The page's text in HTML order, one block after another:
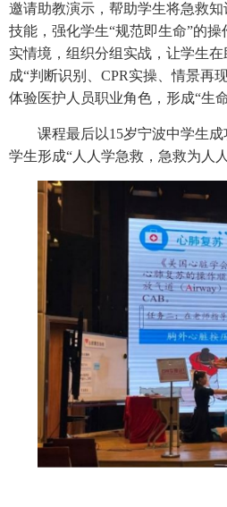
邀请助教演示，帮助学生将急救
技能，强化学生“规范即生命”的
实情境，组织分组实战，让学生
成“判断识别、CPR实操、情景再
体验医护人员职业角色，形成“生
课程最后以15岁宁波中学生
学生形成“人人学急救，急救为人